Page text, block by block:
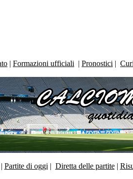
| Formazioni ufficiali | Pronostici |
| Partite di oggi | Diretta delle partite|